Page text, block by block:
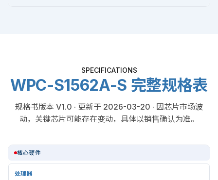
SPECIFICATIONS
WPC-S1562A-S 完整规格表
规格书版本 V1.0 · 更新于 2026-03-20 · 因芯片市场波
动，关键芯片可能存在变动，具体以销售确认为准。
核心硬件
处理器